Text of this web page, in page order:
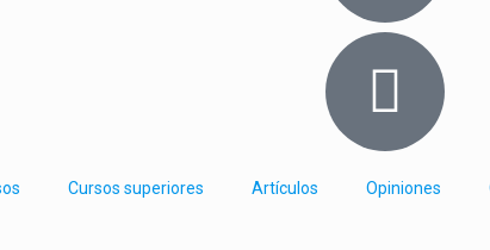
Cursos superiores Artículos Opiniones